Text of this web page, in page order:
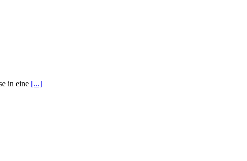
in eine [...]